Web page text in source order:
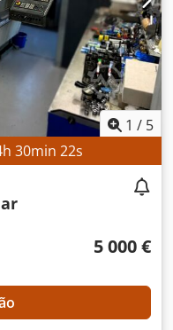
1 / 5
h 30min 21s
5 000 €